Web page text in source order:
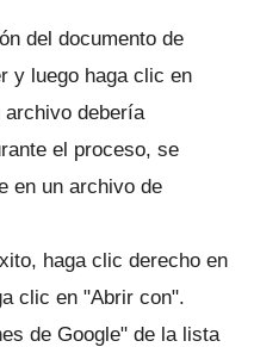
del documento de
y luego haga clic en
archivo debería
el proceso, se
en un archivo de
haga clic derecho en
clic en "Abrir con".
de Google" de la lista